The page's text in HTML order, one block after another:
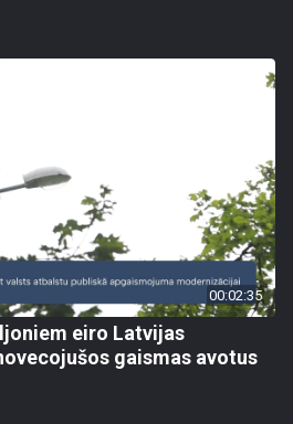
00:02:35
eiro Latvijas
gaismas avotus